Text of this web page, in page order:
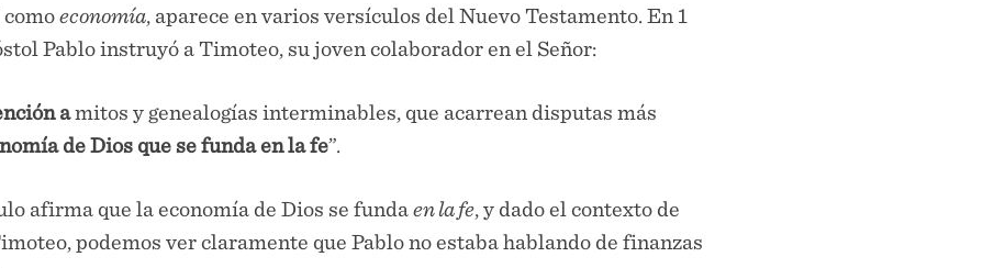
economía , aparece en varios versículos del Nuevo Testamento. En 1
Pablo instruyó a Timoteo, su joven colaborador en el Señor:
amitos y genealogías interminables, que acarrean disputas más
de Dios que se funda en la fe”.
afirma que la economía de Dios se funda en la fe , y dado el contexto de
podemos ver claramente que Pablo no estaba hablando de finanzas